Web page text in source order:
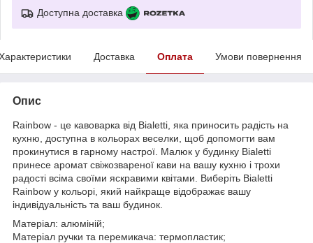
Доступна доставка
Доставка Оплата Умови повернення
Опис
Rainbow - це кавоварка від Bialetti, яка приносить радість на
кухню, доступна в кольорах веселки, щоб допомогти вам
прокинутися в гарному настрої. Малюк у будинку Bialetti
принесе аромат свіжозвареної кави на вашу кухню і трохи
радості всіма своїми яскравими квітами. Виберіть Bialetti
Rainbow у кольорі, який найкраще відображає вашу
індивідуальність та ваш будинок.
Матеріал: алюміній;
Матеріал ручки та перемикача: термопластик;